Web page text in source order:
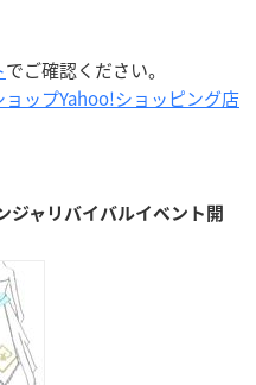
でご確認ください。
ップYahoo!ショッピング店
ャリバイバルイベント開